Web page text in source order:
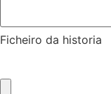
Ficheiro da historia